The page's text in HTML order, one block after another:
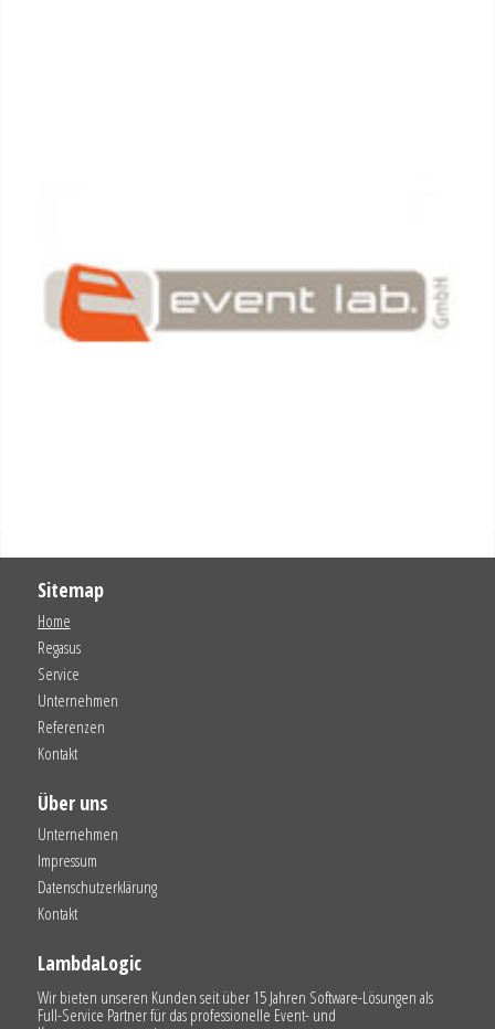
Sitemap
Home
Regasus
Service
Unternehmen
Referenzen
Kontakt
Über uns
Unternehmen
Impressum
Datenschutzerklärung
Kontakt
LambdaLogic
Wir bieten unseren Kunden seit über 15 Jahren Software-Lösungen als
Full-Service Partner für das professionelle Event- und